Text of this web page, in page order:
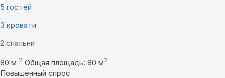
5 гостей
3 кровати
2 спальни
80 м 2 Общая площадь: 80 м2
Повышенный спрос